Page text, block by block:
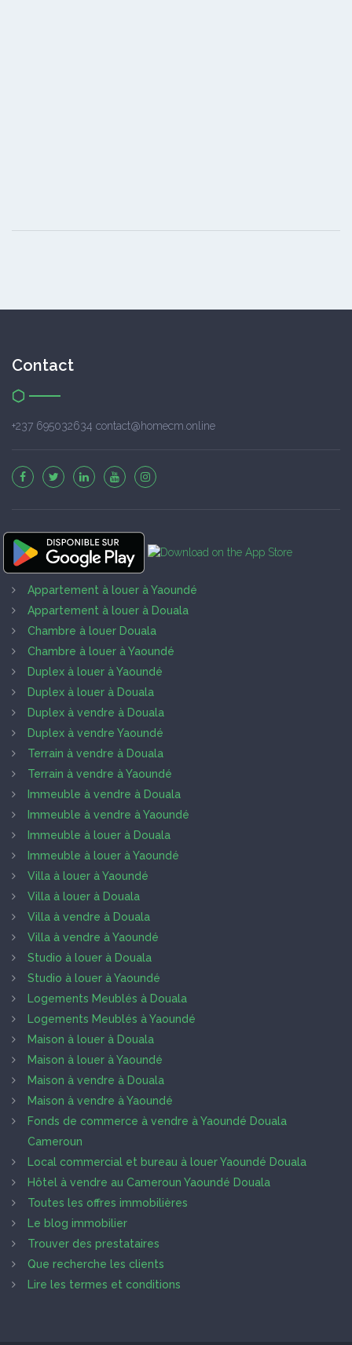
Contact
+237 695032634 contact@homecm.online
Appartement à louer à Yaoundé
Appartement à louer à Douala
Chambre à louer Douala
Chambre à louer à Yaoundé
Duplex à louer à Yaoundé
Duplex à louer à Douala
Duplex à vendre à Douala
Duplex à vendre Yaoundé
Terrain à vendre à Douala
Terrain à vendre à Yaoundé
Immeuble à vendre à Douala
Immeuble à vendre à Yaoundé
Immeuble à louer à Douala
Immeuble à louer à Yaoundé
Villa à louer à Yaoundé
Villa à louer à Douala
Villa à vendre à Douala
Villa à vendre à Yaoundé
Studio à louer à Douala
Studio à louer à Yaoundé
Logements Meublés à Douala
Logements Meublés à Yaoundé
Maison à louer à Douala
Maison à louer à Yaoundé
Maison à vendre à Douala
Maison à vendre à Yaoundé
Fonds de commerce à vendre à Yaoundé Douala
Cameroun
Local commercial et bureau à louer Yaoundé Douala
Hôtel à vendre au Cameroun Yaoundé Douala
Toutes les offres immobilières
Le blog immobilier
Trouver des prestataires
Que recherche les clients
Lire les termes et conditions